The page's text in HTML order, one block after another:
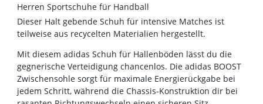
Herren Sportschuhe für Handball
Dieser Halt gebende Schuh für intensive Matches ist
teilweise aus recycelten Materialien hergestellt.
Mit diesem adidas Schuh für Hallenböden lässt du die
gegnerische Verteidigung chancenlos. Die adidas BOOST
Zwischensohle sorgt für maximale Energierückgabe bei
jedem Schritt, während die Chassis-Konstruktion dir bei